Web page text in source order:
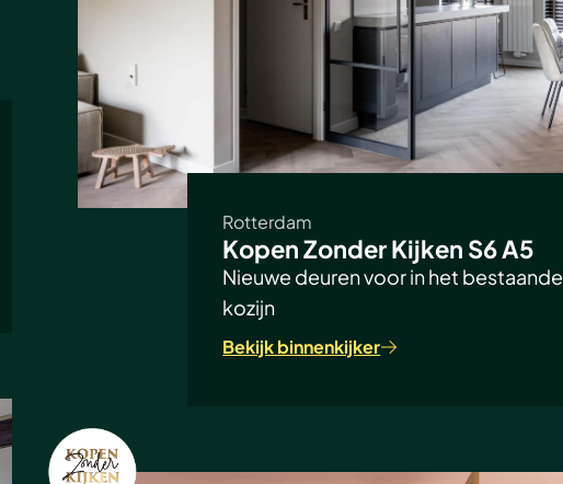
Rotterdam
Kopen Zonder Kijken S6 A5
Nieuwe deuren voor in het bestaande
kozijn
Bekijk binnenkijker